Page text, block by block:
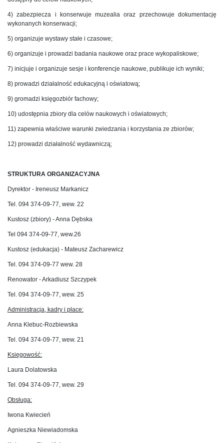
4) zabezpiecza i konserwuje muzealia oraz przechowuje dokumentację
wykonanych konserwacji;
5) organizuje wystawy stałe i czasowe;
6) organizuje i prowadzi badania naukowe oraz prace wykopaliskowe;
7) inicjuje i organizuje sesje i konferencje naukowe, publikuje ich wyniki;
8) prowadzi działalność edukacyjną i oświatową;
9) gromadzi księgozbiór fachowy;
10) udostępnia zbiory dla celów naukowych i oświatowych;
11) zapewnia właściwe warunki zwiedzania i korzystania ze zbiorów;
12) prowadzi działalność wydawniczą;
STRUKTURA ORGANIZACYJNA
Dyrektor - Ireneusz Markanicz
Tel. 094 374-09-77, wew. 22
Kustosz (zbiory) - Anna Dębska
Tel 094 374-09-77, wew.26
Kustosz (edukacja) - Mateusz Zacharewicz
Tel. 094 374-09-77 wew. 28
Renowator - Arkadiusz Szczypek
Tel. 094 374-09-77, wew. 25
Administracja, kadry i płace:
Anna Klebuc-Rozbiewska
Tel. 094 374-09-77, wew. 21
Księgowość:
Laura Dolatowska
Tel. 094 374-09-77, wew. 29
Obsługa:
Iwona Kwiecień
Agnieszka Niewiadomska